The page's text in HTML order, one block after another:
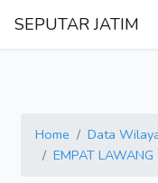
SEPUTAR JATIM
Home Data
EMPAT LAWANG